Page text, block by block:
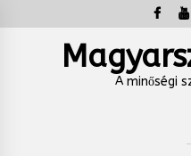
to
A minőségi